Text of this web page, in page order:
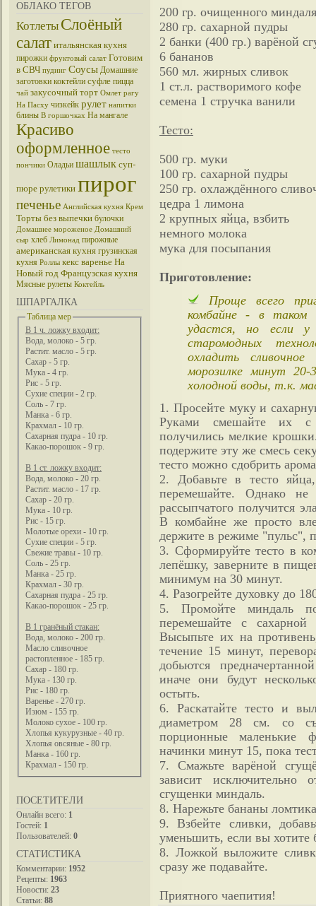
ОБЛАКО ТЕГОВ
Котлеты Слоёный
салат итальянская кухня
пирожки фруктовый салат Готовим
в СВЧ пудинг Соусы Домашние
заготовки коктейли суфле пицца
чай закусочный торт Омлет рагу
На Пасху чизкейк рулет напитки
блины В горшочках На мангале
Красиво
оформленное тесто
пончики Оладьи шашлык суп-
пюре рулетики пирог
печенье Английская кухня Крем
Торты без выпечки булочки
Домашнее мороженое Домашний
сыр хлеб Лимонад пирожные
американская кухня грузинская
кухня Роллы кекс варенье На
Новый год Французская кухня
Мясные рулеты Коктейль
ШПАРГАЛКА
Таблица мер
В 1 ч. ложку входит:
Вода, молоко - 5 гр.
Растит. масло - 5 гр.
Сахар - 5 гр.
Мука - 4 гр.
Рис - 5 гр.
Сухие специи - 2 гр.
Соль - 7 гр.
Манка - 6 гр.
Крахмал - 10 гр.
Сахарная пудра - 10 гр.
Какао-порошок - 9 гр.
В 1 ст. ложку входит:
Вода, молоко - 20 гр.
Растит. масло - 17 гр.
Сахар - 20 гр.
Мука - 10 гр.
Рис - 15 гр.
Молотые орехи - 10 гр.
Сухие специи - 5 гр.
Свежие травы - 10 гр.
Соль - 25 гр.
Манка - 25 гр.
Крахмал - 30 гр.
Сахарная пудра - 25 гр.
Какао-порошок - 25 гр.
В 1 гранёный стакан:
Вода, молоко - 200 гр.
Масло сливочное
растопленное - 185 гр.
Сахар - 180 гр.
Мука - 130 гр.
Рис - 180 гр.
Варенье - 270 гр.
Изюм - 155 гр.
Молоко сухое - 100 гр.
Хлопья кукурузные - 40 гр.
Хлопья овсяные - 80 гр.
Манка - 160 гр.
Крахмал - 150 гр.
ПОСЕТИТЕЛИ
Онлайн всего: 1
Гостей: 1
Пользователей: 0
СТАТИСТИКА
Комментарии: 1952
Рецепты: 1963
Новости: 23
Статьи: 88
200 гр. очищенного миндаля
280 гр. сахарной пудры
2 банки (400 гр.) варёной
6 бананов
560 мл. жирных сливок
1 ст.л. растворимого кофе
семена 1 стручка ванили
Тесто:
500 гр. муки
100 гр. сахарной пудры
250 гр. охлаждённого
цедра 1 лимона
2 крупных яйца, взбить
немного молока
мука для посыпания
Приготовление:
Проще всего
комбайне - в таком
удастся, но если
старомодных
охладить
морозилке минут
холодной воды, т.к.
1. Просейте муку и
Руками смешайте их с
получились мелкие
подержите эту же смесь
тесто можно сдобрить
2. Добавьте в тесто
перемешайте. Однако не
рассыпчатого получится
В комбайне же просто
держите в режиме "пульс",
3. Сформируйте тесто в
лепёшку, заверните в
минимум на 30 минут.
4. Разогрейте духовку до
5. Промойте миндаль
перемешайте с
Высыпьте их на
течение 15 минут,
добьются
иначе они будут
остыть.
6. Раскатайте тесто и
диаметром 28 см. со
порционные маленькие
начинки минут 15, пока
7. Смажьте варёной
зависит
сгущенки миндаль.
8. Нарежьте бананы
9. Взбейте сливки,
уменьшить, если вы
8. Ложкой выложите
сразу же подавайте.
Приятного чаепития!